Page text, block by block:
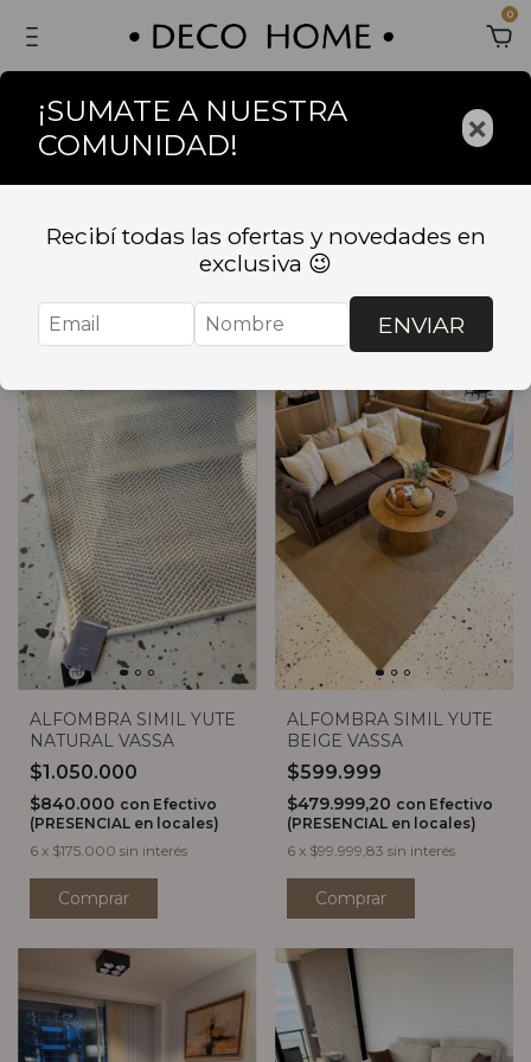
0
Inicio . TEXTIL . ALFOMBRAS
ALFOMBRAS
Filtrar
ALFOMBRA SIMIL YUTE
NATURAL VASSA
$1.050.000
$840.000 con Efectivo
(PRESENCIAL en locales)
6 x $175.000 sin interés
Comprar
ALFOMBRA SIMIL YUTE
BEIGE VASSA
$599.999
$479.999,20 con Efectivo
(PRESENCIAL en locales)
6 x $99.999,83 sin interés
Comprar
¡SUMATE A NUESTRA
COMUNIDAD!
×
Recibí todas las ofertas y novedades en
exclusiva 😉
ENVIAR